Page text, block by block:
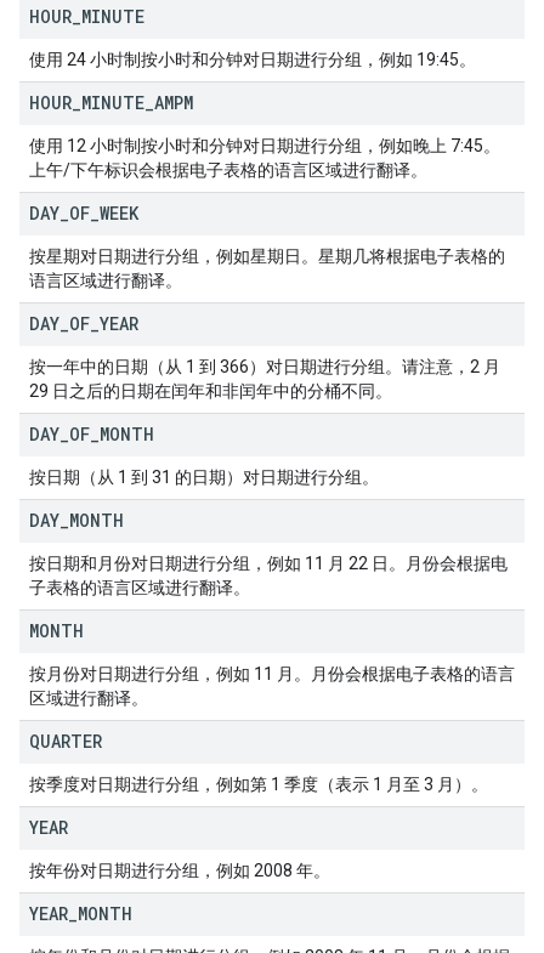
HOUR MINUTE
使用 24 小时制按小时和分钟对日期进行分组，例如 19:45。
HOUR MINUTE AMPM
使用 12 小时制按小时和分钟对日期进行分组，例如晚上 7:45。
上午/下午标识会根据电子表格的语言区域进行翻译。
DAY OF WEEK
按星期对日期进行分组，例如星期日。星期几将根据电子表格的
语言区域进行翻译。
DAY OF YEAR
按一年中的日期（从 1 到 366）对日期进行分组。请注意，2 月
29 日之后的日期在闰年和非闰年中的分桶不同。
DAY OF MONTH
按日期（从 1 到 31 的日期）对日期进行分组。
DAY MONTH
按日期和月份对日期进行分组，例如 11 月 22 日。月份会根据电
子表格的语言区域进行翻译。
MONTH
按月份对日期进行分组，例如 11 月。月份会根据电子表格的语言
区域进行翻译。
QUARTER
按季度对日期进行分组，例如第 1 季度（表示 1 月至 3 月）。
YEAR
按年份对日期进行分组，例如 2008 年。
YEAR MONTH